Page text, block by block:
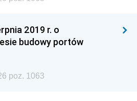
2019 r. o
budowy portów
poz. 1063